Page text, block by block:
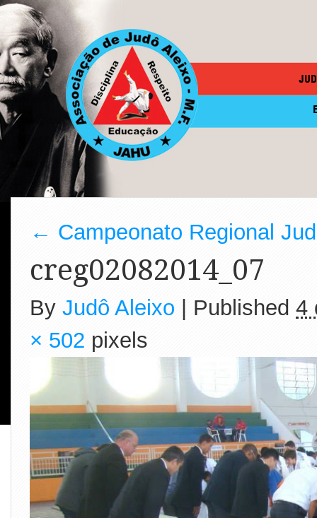
← Campeonato Regional
creg02082014_07
By Judô Aleixo Published 4
× 502 pixels